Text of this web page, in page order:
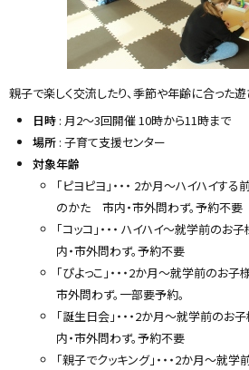
親子で楽しく交流したり、季節や年齢に合った遊
日時 : 月2～3回開催 10時から11時まで
場所 : 子育て支援センター
対象年齢
「ピヨピヨ」・・・ 2か月～ハイハイす
のかた 市内・市外問わず。予約不要
「コッコ」・・・ ハイハイ～就学前の
内・市外問わず。予約不要
「ぴよっこ」・・・2か月～就学前のお
市外問わず。一部要予約。
「誕生日会」・・・2か月～就学前
内・市外問わず。予約不要
「親子でクッキング」・・・2か月～就